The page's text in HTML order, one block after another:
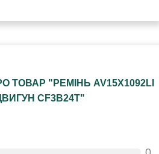
ТОВАР "РЕМІНЬ AV15X1092LI
СF3B24T"